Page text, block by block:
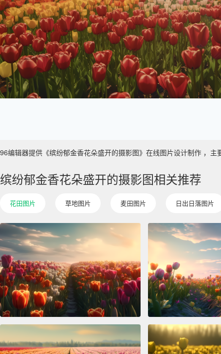
96编辑器提供《缤纷郁金香花朵盛开的摄影图》在线图片设计制作 ，
缤纷郁金香花朵盛开的摄影图相关推荐
花田图片 草地图片 麦田图片 日出日落图片